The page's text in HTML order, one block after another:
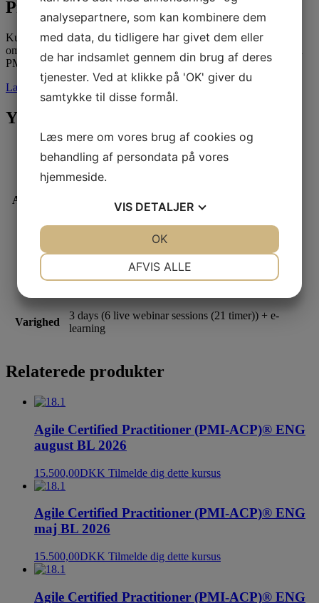
Produktbeskrivelse
Kurset henvender sig til personer, der ønsker viden og overblik
omkring Agil best practice samt at blive klædt på til at kunne bestå
PMIs certificering: Agile Certified Practitioner (PMI-ACP)®.
Læs mere
Yderligere Information
Kursus
2026-04-07
Afholdelse 7 – 24 april 2026
Sted Virtuel via live webinar
Varighed
3 days (6 live webinar sessions (21 timer)) + e-
learning
Relaterede produkter
Agile Certified Practitioner (PMI-ACP)® ENG
august BL 2026
15.500,00DKK Tilmelde dig dette kursus
Agile Certified Practitioner (PMI-ACP)® ENG
maj BL 2026
15.500,00DKK Tilmelde dig dette kursus
Agile Certified Practitioner (PMI-ACP)® ENG
analysepartnere, som kan kombinere dem
med data, du tidligere har givet dem eller
de har indsamlet gennem din brug af deres
tjenester. Ved at klikke på 'OK' giver du
samtykke til disse formål.
Læs mere om vores brug af cookies og
behandling af persondata på vores
hjemmeside.
VIS DETALJER
MARKETING STATISTIK
AFVIS ALLE
OK